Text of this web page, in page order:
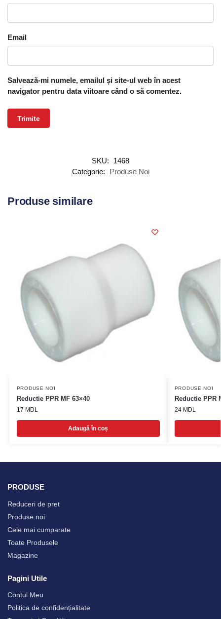
Email
Salvează-mi numele, emailul și site-ul web în acest
navigator pentru data viitoare când o să comentez.
SKU:
1468
Categorie:
Produse Noi
Produse similare
PRODUSE NOI
Reductie PPR MF 63×40
17 MDL
Adaugă în coș
PRODUSE NOI
Reductie PPR
24 MDL
PRODUSE
Reduceri de pret
Produse noi
Cele mai cumparate
Toate Produsele
Magazine
Pagini Utile
Contul Meu
Politica de confidențialitate